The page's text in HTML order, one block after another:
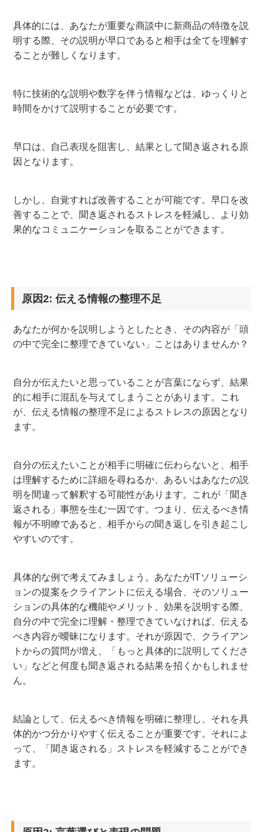
具体的には、あなたが重要な商談中に新商品の特徴を説
明する際、その説明が早口であると相手は全てを理解す
ることが難しくなります。
特に技術的な説明や数字を伴う情報などは、ゆっくりと
時間をかけて説明することが必要です。
早口は、自己表現を阻害し、結果として聞き返される原
因となります。
しかし、自覚すれば改善することが可能です。早口を改
善することで、聞き返されるストレスを軽減し、より効
果的なコミュニケーションを取ることができます。
原因2: 伝える情報の整理不足
あなたが何かを説明しようとしたとき、その内容が「頭
の中で完全に整理できていない」ことはありませんか？
自分が伝えたいと思っていることが言葉にならず、結果
的に相手に混乱を与えてしまうことがあります。これ
が、伝える情報の整理不足によるストレスの原因となり
ます。
自分の伝えたいことが相手に明確に伝わらないと、相手
は理解するために詳細を尋ねるか、あるいはあなたの説
明を間違って解釈する可能性があります。これが「聞き
返される」事態を生む一因です。つまり、伝えるべき情
報が不明瞭であると、相手からの聞き返しを引き起こし
やすいのです。
具体的な例で考えてみましょう。あなたがITソリューシ
ョンの提案をクライアントに伝える場合、そのソリュー
ションの具体的な機能やメリット、効果を説明する際、
自分の中で完全に理解・整理できていなければ、伝える
べき内容が曖昧になります。それが原因で、クライアン
トからの質問が増え、「もっと具体的に説明してくださ
い」などと何度も聞き返される結果を招くかもしれませ
ん。
結論として、伝えるべき情報を明確に整理し、それを具
体的かつ分かりやすく伝えることが重要です。それによ
って、「聞き返される」ストレスを軽減することができ
ます。